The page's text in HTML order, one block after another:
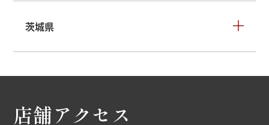
茨城県
店舗アクセス